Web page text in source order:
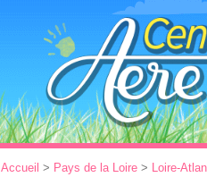
Accueil > Pays de la Loire > Loire-